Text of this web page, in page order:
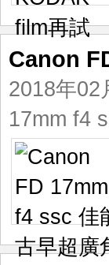
Canon
2018年02
17mm f4